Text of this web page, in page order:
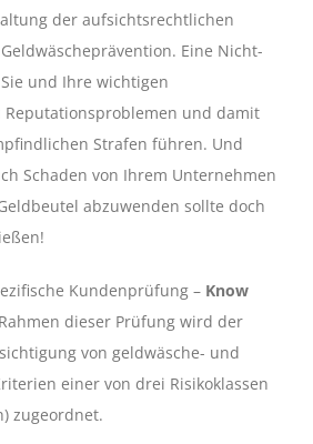
der aufsichtsrechtlichen
Eine Nicht-
und Ihre wichtigen
Reputationsproblemen und damit
Strafen führen. Und
Schaden von Ihrem Unternehmen
abzuwenden sollte doch
Kundenprüfung – Know
dieser Prüfung wird der
von geldwäsche- und
einer von drei Risikoklassen
zugeordnet.